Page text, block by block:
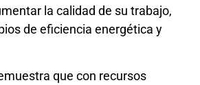
la calidad de su trabajo,
de eficiencia energética y
que con recursos